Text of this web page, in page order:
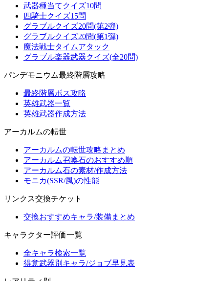
武器種当てクイズ10問
四騎士クイズ15問
グラブルクイズ20問(第2弾)
グラブルクイズ20問(第1弾)
魔法戦士タイムアタック
グラブル楽器武器クイズ(全20問)
パンデモニウム最終階層攻略
最終階層ボス攻略
英雄武器一覧
英雄武器作成方法
アーカルムの転世
アーカルムの転世攻略まとめ
アーカルム召喚石のおすすめ順
アーカルム石の素材/作成方法
モニカ(SSR/風)の性能
リンクス交換チケット
交換おすすめキャラ/装備まとめ
キャラクター評価一覧
全キャラ検索一覧
得意武器別キャラ/ジョブ早見表